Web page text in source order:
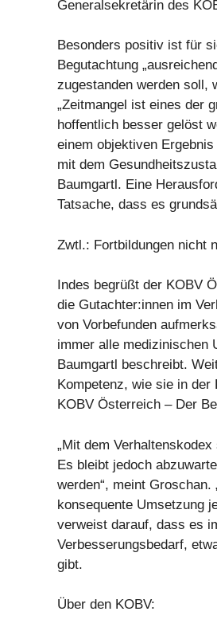
Generalsekretärin des
Besonders positiv ist für
Begutachtung
zugestanden werden soll,
„Zeitmangel ist eines der
hoffentlich besser gelöst
einem objektiven
mit dem
Baumgartl. Eine
Tatsache, dass es
Zwtl.: Fortbildungen nicht
Indes begrüßt der KOBV
die Gutachter:innen im
von Vorbefunden
immer alle medizinischen
Baumgartl beschreibt.
Kompetenz, wie sie in der
KOBV Österreich – Der
„Mit dem
Es bleibt jedoch
werden“, meint
konsequente Umsetzung
verweist darauf, dass es
Verbesserungsbedarf,
gibt.
Über den KOBV: